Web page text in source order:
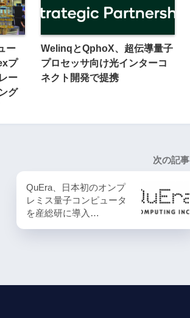
ー
プ
ー
グ
WelinqとQphoX、超伝導量子
プロセッサ向け光インターコ
ネクト開発で提携
次の記事
QuEra、日本初のオンプ
レミス量子コンピュータ
を産総研に導入…